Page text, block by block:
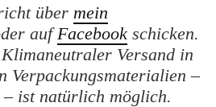
über mein
aufFacebook schicken.
Klimaneutraler Versand in
Verpackungsmaterialien –
ist natürlich möglich.